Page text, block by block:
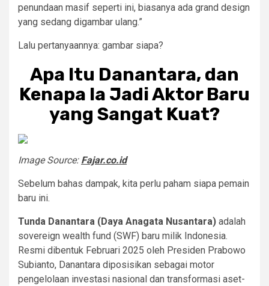
penundaan masif seperti ini, biasanya ada grand design
yang sedang digambar ulang.”
Lalu pertanyaannya: gambar siapa?
Apa Itu Danantara, dan
Kenapa Ia Jadi Aktor Baru
yang Sangat Kuat?
Image Source: Fajar.co.id
Sebelum bahas dampak, kita perlu paham siapa pemain
baru ini.
Tunda Danantara (Daya Anagata Nusantara) adalah
sovereign wealth fund (SWF) baru milik Indonesia.
Resmi dibentuk Februari 2025 oleh Presiden Prabowo
Subianto, Danantara diposisikan sebagai motor
pengelolaan investasi nasional dan transformasi aset-